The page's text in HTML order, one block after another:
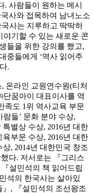
사람들이 원하는 메시
사와 접목하여 남녀노소
사는 지루하고 딱딱하
야기할 수 있는 새로운 콘
들을 위한 강의를 했고,
중들에게 ‘역사 읽어주
.
온라인 교원연수원(티처
단꿈아이 대표이사를 역
족도 1위 역사교육 부문
람들’ 문화 분야 수상,
별상 수상, 2016년 대한
부문 수상, 2016년 대한
, 2014년 대한민국 창조
다. 저서로는 『그리스
설민석의 책 읽어드립
석의 한국사는 살아있
』, 『설민석의 조선왕조